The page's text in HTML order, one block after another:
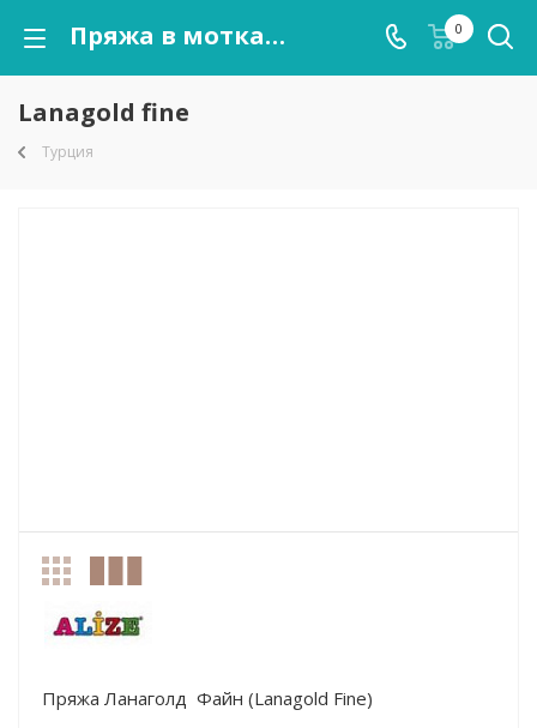
Пряжа в мотках Lanagold fine оптом от kutnor.ru 0
Lanagold fine
Турция
Пряжа Ланаголд Файн (Lanagold Fine)